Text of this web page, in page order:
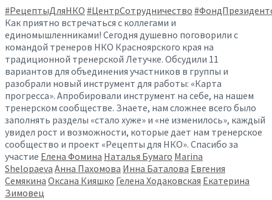
#РецептыДляНКО #ЦентрСотрудничество
Как приятно встречаться с коллегами и
единомышленниками! Сегодня душевно поговорили с
командой тренеров НКО Красноярского края на
традиционной тренерской Летучке. Обсудили 11
вариантов для объединения участников в группы и
разобрали новый инструмент для работы: «Карта
прогресса». Апробировали инструмент на себе, на нашем
тренерском сообществе. Знаете, нам сложнее всего было
заполнять разделы «стало хуже» и «не изменилось», каждый
увидел рост и возможности, которые дает нам тренерское
сообщество и проект «Рецепты для НКО». Спасибо за
участие Елена Фомина Наталья Бумаго Marina
Shelopaeva Анна Пахомова Инна Баталова Евгения
Семякина Оксана Кияшко Гелена Ходаковская Екатерина
Зимовец